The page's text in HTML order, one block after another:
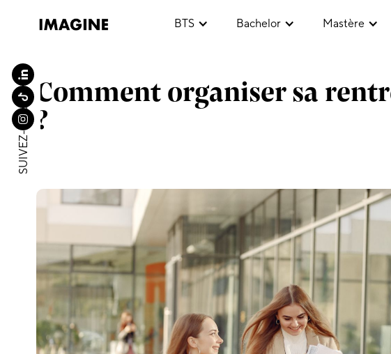
BTS Bachelor Mastère
SUIVEZ-NOUS
Comment organiser sa
?